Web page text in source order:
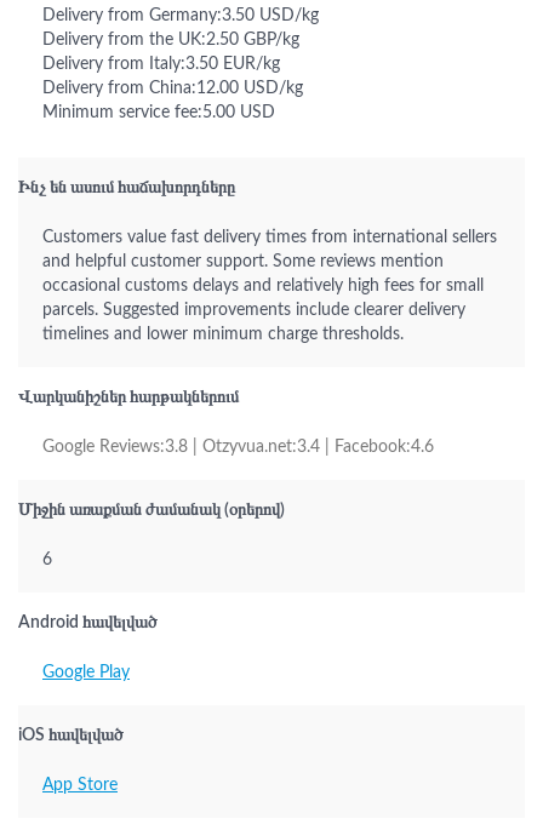
Delivery from Germany:3.50 USD/kg
Delivery from the UK:2.50 GBP/kg
Delivery from Italy:3.50 EUR/kg
Delivery from China:12.00 USD/kg
Minimum service fee:5.00 USD
Ինչ են ասում հաճախորդները
Customers value fast delivery times from international sellers
and helpful customer support. Some reviews mention
occasional customs delays and relatively high fees for small
parcels. Suggested improvements include clearer delivery
timelines and lower minimum charge thresholds.
Վարկանիշներ հարթակներում
Google Reviews:3.8 | Otzyvua.net:3.4 | Facebook:4.6
Միջին առաքման ժամանակ (օրերով)
6
Android հավելված
Google Play
iOS հավելված
App Store